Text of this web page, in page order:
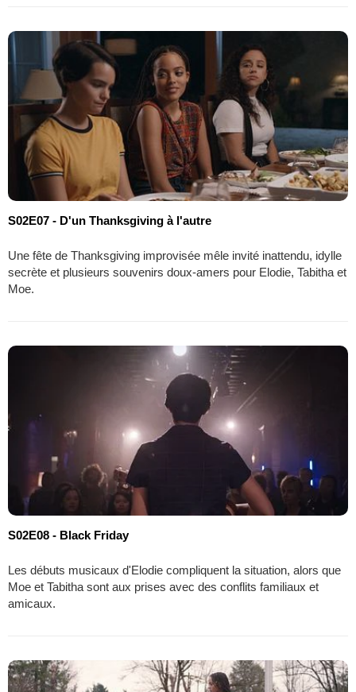
S02E07 - D'un Thanksgiving à l'autre
Une fête de Thanksgiving improvisée mêle invité inattendu, idylle
secrète et plusieurs souvenirs doux-amers pour Elodie, Tabitha et
Moe.
S02E08 - Black Friday
Les débuts musicaux d'Elodie compliquent la situation, alors que
Moe et Tabitha sont aux prises avec des conflits familiaux et
amicaux.